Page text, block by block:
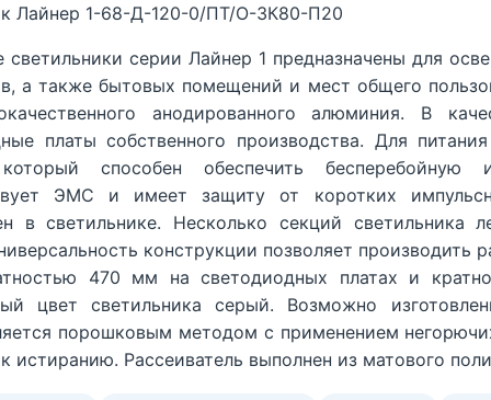
Лайнер 1-68-Д-120-0/ПТ/О-3К80-П20
светильники серии Лайнер 1 предназначены для
а также бытовых помещений и мест общего
анодированного алюминия. В
платы собственного производства. Для
способен обеспечить бесперебойную
ЭМС и имеет защиту от коротких
в светильнике. Несколько секций светильника
конструкции позволяет производить
470 мм на светодиодных платах и
цвет светильника серый. Возможно
порошковым методом с применением
истиранию. Рассеиватель выполнен из матового